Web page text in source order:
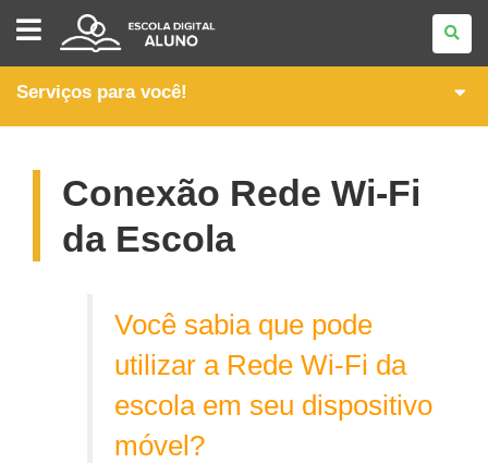
CONEXÃO
ALUNO
Serviços para você!
Conexão Rede Wi-Fi
da Escola
Você sabia que pode
utilizar a Rede Wi-Fi da
escola em seu dispositivo
móvel?